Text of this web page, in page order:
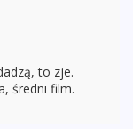
to zje.
średni film.